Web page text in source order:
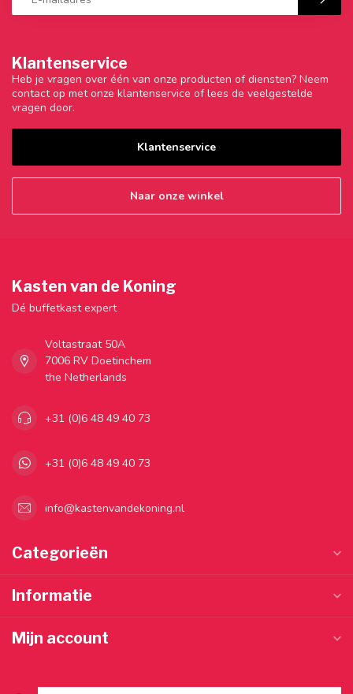
Klantenservice
Heb je vragen over één van onze producten of diensten? Neem
contact op met onze klantenservice of lees de veelgestelde
vragen door.
Klantenservice
Naar onze winkel
Kasten van de Koning
Dé buffetkast expert
Voltastraat 50A
7006 RV Doetinchem
the Netherlands
+31 (0)6 48 49 40 73
+31 (0)6 48 49 40 73
info@kastenvandekoning.nl
Categorieën
Informatie
Mijn account